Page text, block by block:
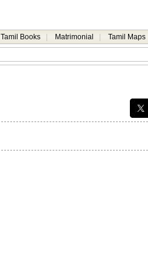
Tamil Books Matrimonial Tamil Maps